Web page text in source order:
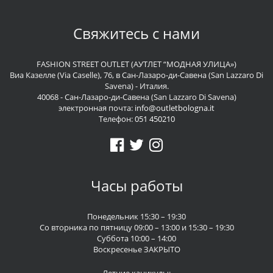
Свяжитесь с нами
FASHION STREET OUTLET (АУТЛЕТ “МОДНАЯ УЛИЦА»)
Виа Казелле (Via Caselle), 76, в Сан-Лазаро-ди-Савена (San Lazzaro Di
Savena) - Италия.
40068 - Сан-Лазаро-ди-Савена (San Lazzaro Di Savena)
электронная почта: info@outletbologna.it
Телефон:051 450210
Часы работы
Понедельник 15:30 – 19:30
Со вторника по пятницу 09:00 – 13:00 и 15:30 – 19:30
Суббота 10:00 – 14:00
Воскресенье ЗАКРЫТО